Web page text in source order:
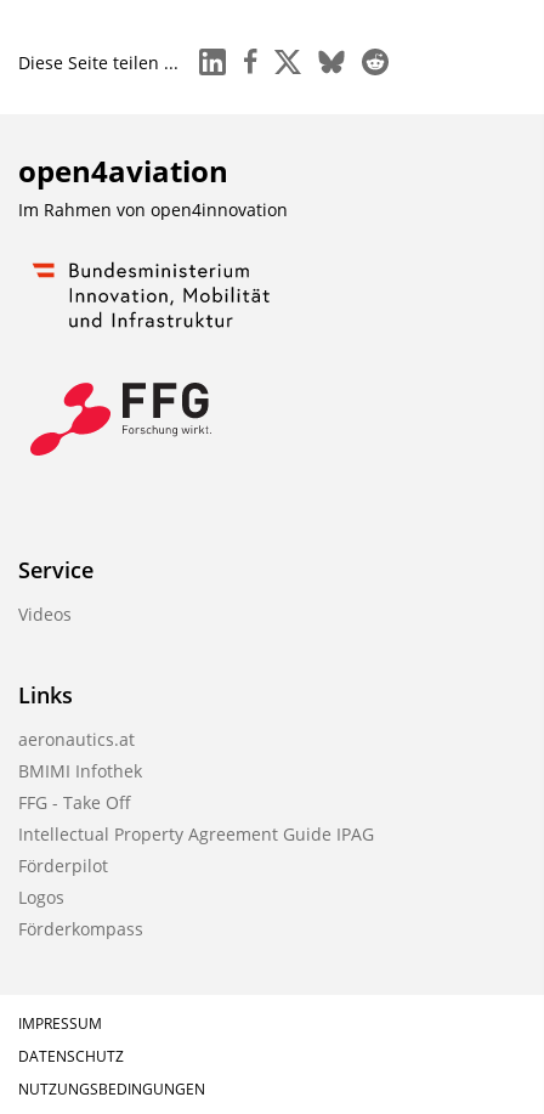
Diese Seite teilen ... linkedinfacebook
x blueskyreddit
open4aviation
Im Rahmen von open4innovation
Service
Videos
Links
aeronautics.at
BMIMI Infothek
FFG - Take Off
Intellectual Property Agreement Guide IPAG
Förderpilot
Logos
Förderkompass
IMPRESSUM
DATENSCHUTZ
NUTZUNGSBEDINGUNGEN